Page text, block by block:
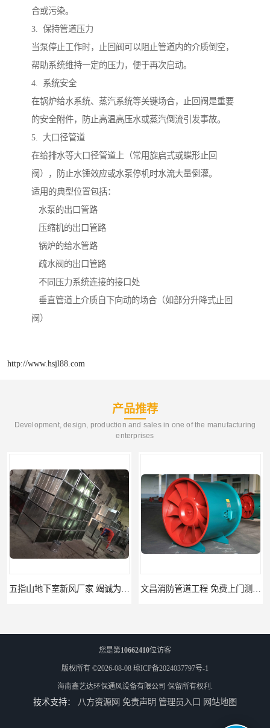
合或污染。
3. 保持管道压力
当泵停止工作时，止回阀可以阻止管道内的介质倒空，
帮助系统维持一定的压力，便于再次启动。
4. 系统安全
在锅炉给水系统、蒸汽系统等关键场合，止回阀是重要
的安全附件，防止高温高压水或蒸汽倒流引发事故。
5. 大口径管道
在给排水等大口径管道上（常用旋启式或蝶形止回
阀），防止水锤效应或水泵停机时水流大量倒灌。
适用的典型位置包括：
水泵的出口管路
压缩机的出口管路
锅炉的给水管路
疏水阀的出口管路
不同压力系统连接的接口处
垂直管道上介质自下向动的场合（如部分升降式止回
阀）
http://www.hsjl88.com
产品推荐
Development, design, production and sales in one of the manufacturing
enterprises
您是第10662410位访客
版权所有 ©2026-08-08 琼ICP备2024037797号-1
海南鑫艺达环保通风设备有限公司 保留所有权利.
技术支持： 八方资源网 免责声明 管理员入口 网站地图